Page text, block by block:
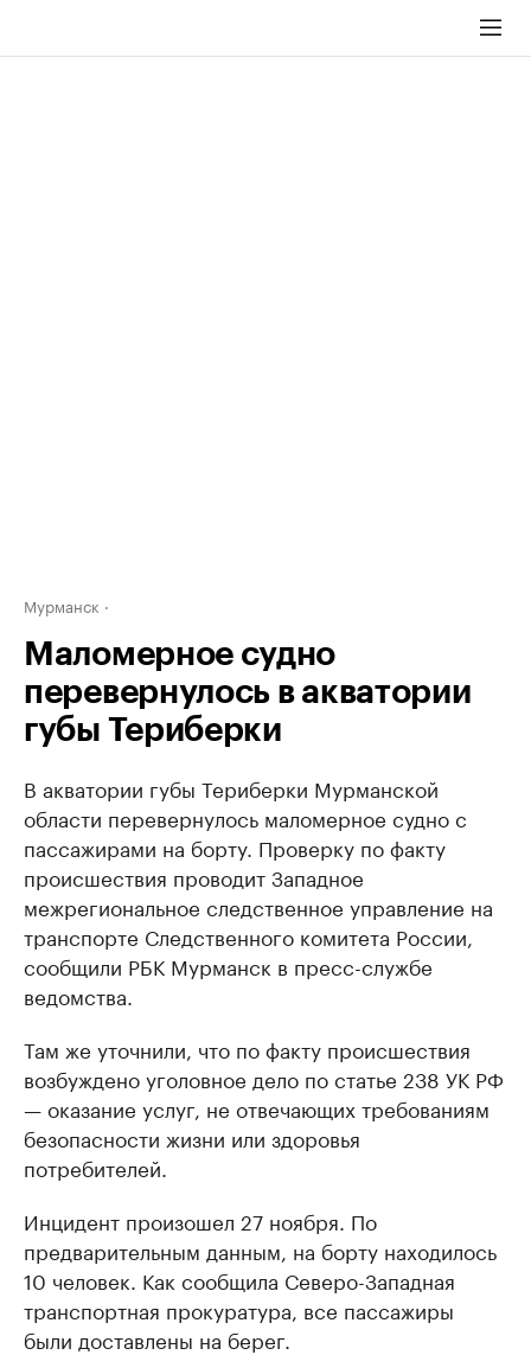
Мурманск
Маломерное судно
перевернулось в акватории
губы Териберки
В акватории губы Териберки Мурманской
области перевернулось маломерное судно с
пассажирами на борту. Проверку по факту
происшествия проводит Западное
межрегиональное следственное управление на
транспорте Следственного комитета России,
сообщили РБК Мурманск в пресс-службе
ведомства.
Там же уточнили, что по факту происшествия
возбуждено уголовное дело по статье 238 УК РФ
— оказание услуг, не отвечающих требованиям
безопасности жизни или здоровья
потребителей.
Инцидент произошел 27 ноября. По
предварительным данным, на борту находилось
10 человек. Как сообщила Северо-Западная
транспортная прокуратура, все пассажиры
были доставлены на берег.